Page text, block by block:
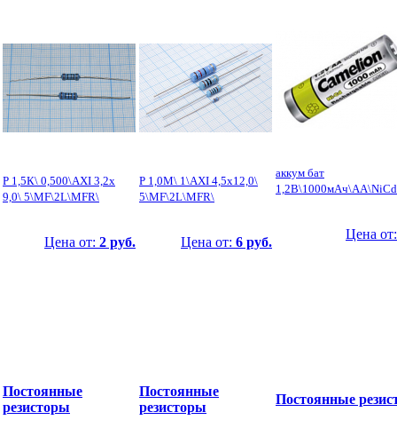
Р 1,5К\ 0,500\AXI 3,2x
9,0\ 5\MF\2L\MFR\
Цена от: 2 руб.
Р 1,0М\ 1\AXI 4,5x12,0\
5\MF\2L\MFR\
Цена от: 6 руб.
аккум бат
Цена
Постоянные
резисторы
Постоянные
резисторы
Постоянные